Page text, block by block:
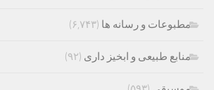
مطبوعات و رسانه ها (۶,۷۴۳)
منابع طبیعی و ابخیز داری (۹۲)